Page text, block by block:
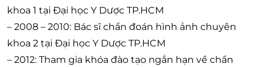
khoa 1 tại Đại học Y Dược TP.HCM
– 2008 – 2010: Bác sĩ chẩn đoán hình ảnh chuyên
khoa 2 tại Đại học Y Dược TP.HCM
– 2012: Tham gia khóa đào tạo ngắn hạn về chẩn